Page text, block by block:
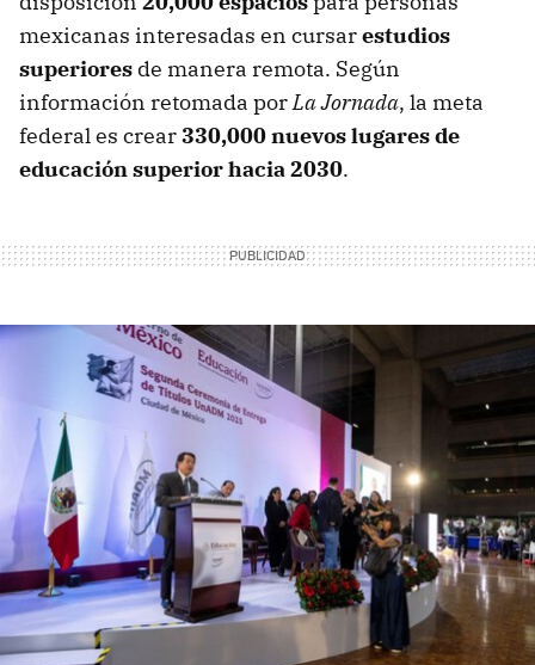
mexicanas interesadas en cursarestudios
superiores de manera remota. Según
información retomada porLa Jornada, la meta
federal es crear330,000 nuevos lugares de
educación superior hacia 2030.